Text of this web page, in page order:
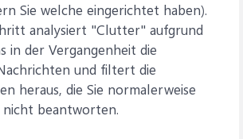
Sie welche eingerichtet haben).
analysiert "Clutter" aufgrund
in der Vergangenheit die
und filtert die
heraus, die Sie normalerweise
beantworten.